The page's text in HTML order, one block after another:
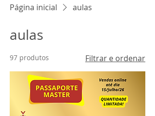
Página inicial aulas
aulas
97 produtos Filtrar e ordenar